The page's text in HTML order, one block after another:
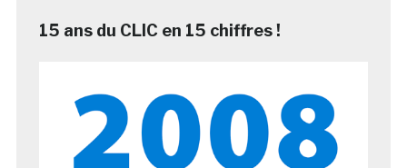
15 ans du CLIC en 15 chiffres !